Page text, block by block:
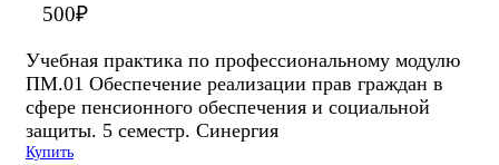
500₽
Учебная практика по профессиональному модулю
ПМ.01 Обеспечение реализации прав граждан в
сфере пенсионного обеспечения и социальной
защиты. 5 семестр. Синергия
Купить